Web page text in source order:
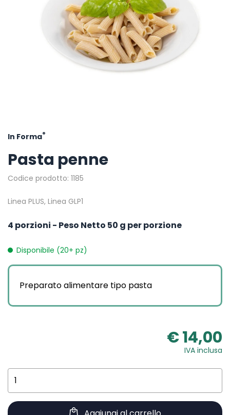
In Forma®
Pasta penne
Codice prodotto: 1185
Linea PLUS, Linea GLP1
4 porzioni - Peso Netto 50 g per porzione
Disponibile (20+ pz)
Preparato alimentare tipo pasta
€ 14,00
IVA inclusa